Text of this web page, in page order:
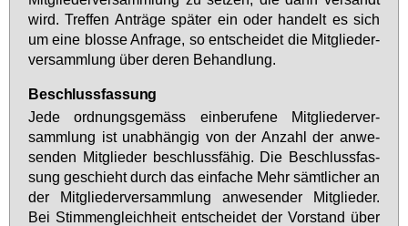
wird. Tref­fen An­trä­ge spä­ter ein oder han­delt es sich
um ei­ne blos­se An­fra­ge, so ent­schei­det die Mit­glie­der­
ver­samm­lung über de­ren Be­hand­lung.
Beschlussfassung
Je­de ord­nungs­ge­mäss ein­be­ru­fe­ne Mit­glie­der­ver­
samm­lung ist un­ab­hän­gig von der An­zahl der an­we­
sen­den Mit­glie­der be­schluss­fä­hig. Die Be­schluss­fas­
sung ge­schieht durch das ein­fa­che Mehr sämt­li­cher an
der Mit­glie­der­ver­samm­lung an­we­sen­der Mit­glie­der.
Bei Stim­men­gleich­heit ent­schei­det der Vor­stand über